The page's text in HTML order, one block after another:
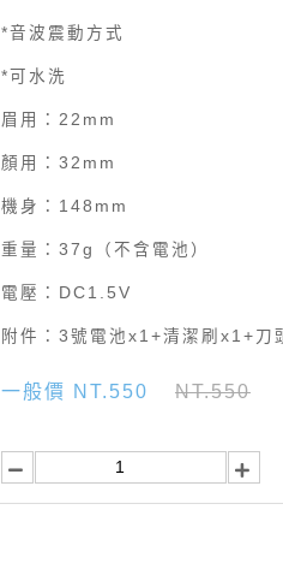
*音波震動方式
*可水洗
眉用：22mm
顏用：32mm
機身：148mm
重量：37g（不含電池）
電壓：DC1.5V
附件：3號電池x1+清潔刷x1+刀
一般價 NT.550 NT.550